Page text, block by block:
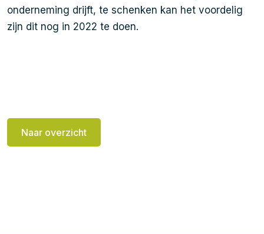
onderneming drijft, te schenken kan het voordelig
zijn dit nog in 2022 te doen.
Naar overzicht